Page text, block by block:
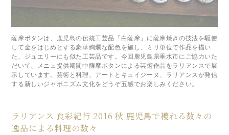
薩摩ボタンは、鹿児島の伝統工芸品「白薩摩」に薩摩焼きの技法を駆使
して金をはじめとする豪華絢爛な配色を施し、ミリ単位で作品を描い
た、ジュエリーにも似た工芸品です。今回鹿児島県垂水市にご協力いた
だいて、メニュ提供期間中薩摩ボタンによる芸術作品をラリアンスで展
示しています。芸術と料理、アートとキュイジーヌ、ラリアンスが発信
する新しいジャポニズム文化をどうぞ五感でお楽しみください。
ラリアンス 食彩紀行 2016 秋 鹿児島で穫れる数々の
逸品による料理の数々